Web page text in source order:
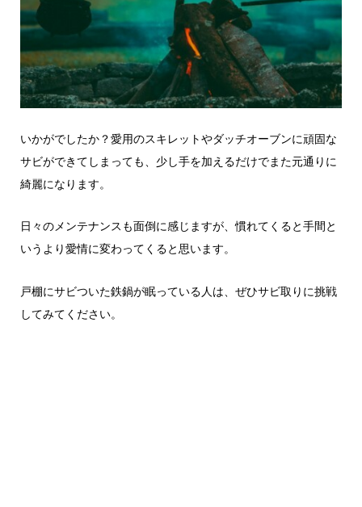
いかがでしたか？愛用のスキレットやダッチオーブンに頑固な
サビができてしまっても、少し手を加えるだけでまた元通りに
綺麗になります。
日々のメンテナンスも面倒に感じますが、慣れてくると手間と
いうより愛情に変わってくると思います。
戸棚にサビついた鉄鍋が眠っている人は、ぜひサビ取りに挑戦
してみてください。